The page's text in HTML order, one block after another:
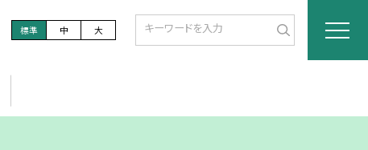
標準 中 大